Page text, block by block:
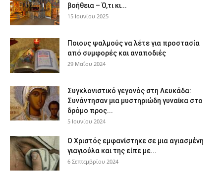
βοήθεια – Ό,τι κι...
15 Ιουνίου 2025
Ποιους ψαλμούς να λέτε για προστασία
από συμφορές και αναποδιές
29 Μαΐου 2024
Συγκλονιστικό γεγονός στη Λευκάδα:
Συνάντησαν μια μυστηριώδη γυναίκα στο
δρόμο προς...
5 Ιουνίου 2024
Ο Χριστός εμφανίστηκε σε μια αγιασμένη
γιαγιούλα και της είπε με...
6 Σεπτεμβρίου 2024